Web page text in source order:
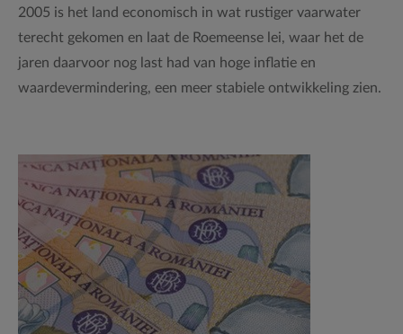
2005 is het land economisch in wat rustiger vaarwater
terecht gekomen en laat de Roemeense lei, waar het de
jaren daarvoor nog last had van hoge inflatie en
waardevermindering, een meer stabiele ontwikkeling zien.